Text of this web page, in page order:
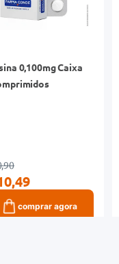
0,100mg Caixa
comprar agora